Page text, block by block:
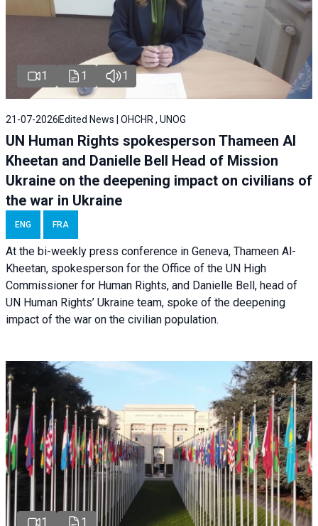
1 1 1
21-07-2026 Edited News | OHCHR , UNOG
UN Human Rights spokesperson Thameen Al
Kheetan and Danielle Bell Head of Mission
Ukraine on the deepening impact on civilians of
the war in Ukraine
ENG FRA
At the bi-weekly press conference in Geneva, Thameen Al-
Kheetan, spokesperson for the Office of the UN High
Commissioner for Human Rights, and Danielle Bell, head of
UN Human Rights’ Ukraine team, spoke of the deepening
impact of the war on the civilian population.
1 1